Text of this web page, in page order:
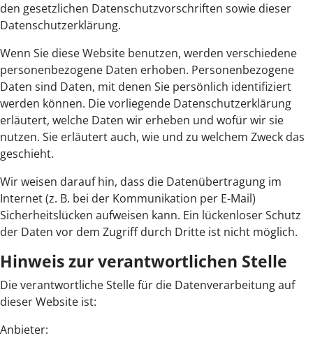
den gesetzlichen Datenschutzvorschriften sowie dieser
Datenschutzerklärung.
Wenn Sie diese Website benutzen, werden verschiedene
personenbezogene Daten erhoben. Personenbezogene
Daten sind Daten, mit denen Sie persönlich identifiziert
werden können. Die vorliegende Datenschutzerklärung
erläutert, welche Daten wir erheben und wofür wir sie
nutzen. Sie erläutert auch, wie und zu welchem Zweck das
geschieht.
Wir weisen darauf hin, dass die Datenübertragung im
Internet (z. B. bei der Kommunikation per E-Mail)
Sicherheitslücken aufweisen kann. Ein lückenloser Schutz
der Daten vor dem Zugriff durch Dritte ist nicht möglich.
Hinweis zur verantwortlichen Stelle
Die verantwortliche Stelle für die Datenverarbeitung auf
dieser Website ist:
Anbieter: